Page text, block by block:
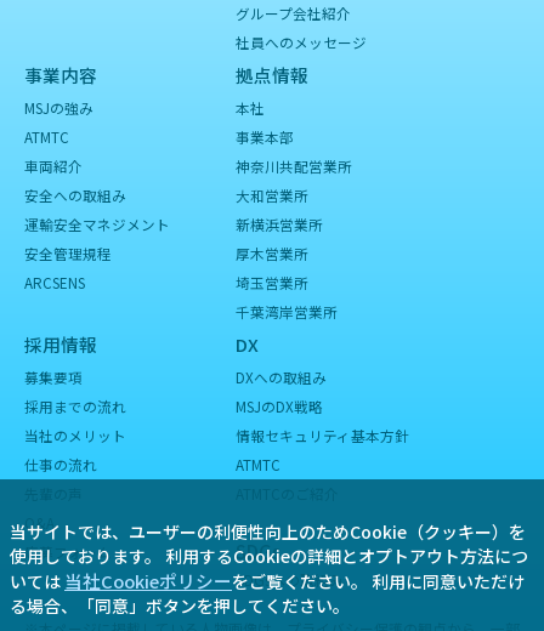
グループ会社紹介
社員へのメッセージ
事業内容
MSJの強み
ATMTC
車両紹介
安全への取組み
運輸安全マネジメント
安全管理規程
ARCSENS
拠点情報
本社
事業本部
神奈川共配営業所
大和営業所
新横浜営業所
厚木営業所
埼玉営業所
千葉湾岸営業所
採用情報
募集要項
採用までの流れ
当社のメリット
仕事の流れ
Q&A
応募フォーム
DX
DXへの取組み
MSJのDX戦略
情報セキュリティ基本方針
ATMTC
SDGs
SDGsへの取組み
当サイトでは、ユーザーの利便性向上のためCookie（クッキー）を
使用しております。 利用するCookieの詳細とオプトアウト方法につ
いては 当社Cookieポリシーをご覧ください。 利用に同意いただけ
る場合、「同意」ボタンを押してください。